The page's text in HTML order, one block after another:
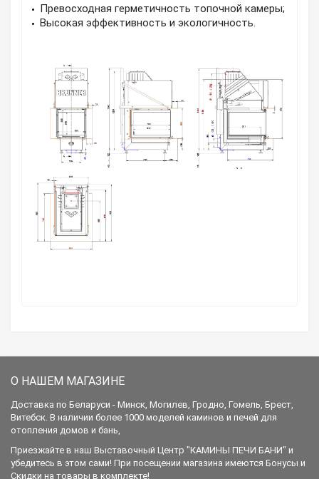
Превосходная герметичность топочной камеры;
Высокая эффективность и экологичность.
О НАШЕМ МАГАЗИНЕ
Доставка по Беларуси - Минск, Могилев, Гродно, Гомель, Брест,
Витебск. В наличии более 1000 моделей каминов и печей для
отопления домов и бань,
Приезжайте в наш Выставочный Центр "КАМИНЫ ПЕЧИ БАНИ" и
убедитесь в этом сами! При посещении магазина имеются Бонусы и
Скидки на товары в комплекте!